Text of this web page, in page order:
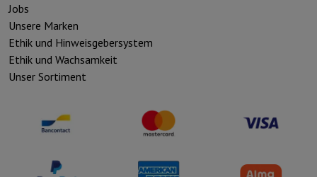
Jobs
Unsere Marken
Ethik und Hinweisgebersystem
Ethik und Wachsamkeit
Unser Sortiment